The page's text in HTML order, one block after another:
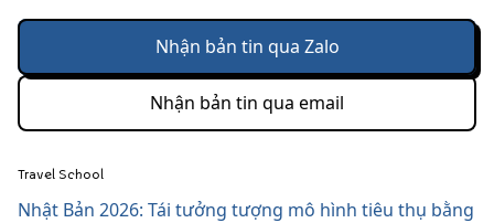
Nhận bản tin qua Zalo
Nhận bản tin qua email
Travel School
Nhật Bản 2026: Tái tưởng tượng mô hình tiêu thụ bằng